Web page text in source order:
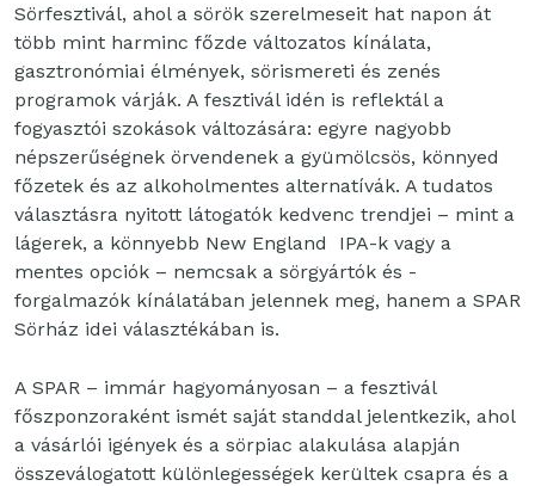
Sörfesztivál, ahol a sörök szerelmeseit hat napon át
több mint harminc főzde változatos kínálata,
gasztronómiai élmények, sörismereti és zenés
programok várják. A fesztivál idén is reflektál a
fogyasztói szokások változására: egyre nagyobb
népszerűségnek örvendenek a gyümölcsös, könnyed
főzetek és az alkoholmentes alternatívák. A tudatos
választásra nyitott látogatók kedvenc trendjei – mint a
lágerek, a könnyebb New England IPA-k vagy a
mentes opciók – nemcsak a sörgyártók és -
forgalmazók kínálatában jelennek meg, hanem a SPAR
Sörház idei választékában is.
A SPAR – immár hagyományosan – a fesztivál
főszponzoraként ismét saját standdal jelentkezik, ahol
a vásárlói igények és a sörpiac alakulása alapján
összeválogatott különlegességek kerültek csapra és a